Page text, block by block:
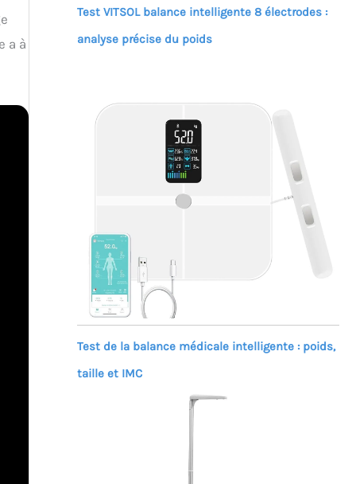
a à
Test VITSOL balance intelligente 8 électrodes :
analyse précise du poids
Test de la balance médicale intelligente : poids,
taille et IMC